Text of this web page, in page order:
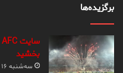
برگزیده‌ها
بخشید
سه‌شنبه ۱۶ مرداد ۱۴۰۳ - ۰۰:۰۱